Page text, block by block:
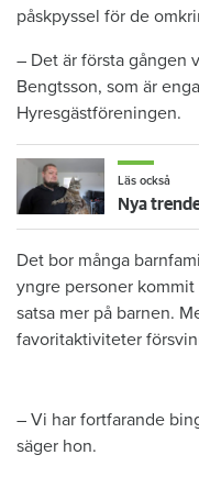
påskpyssel för de
– Det är första gången
Bengtsson, som är
Hyresgästföreningen.
Läs också
Det bor många
yngre personer
satsa mer på barnen.
favoritaktiviteter
– Vi har fortfarande
säger hon.